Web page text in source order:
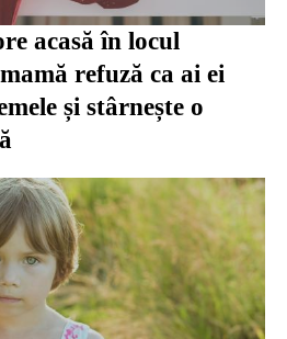
acasă în locul
refuză ca ai ei
și stârnește o